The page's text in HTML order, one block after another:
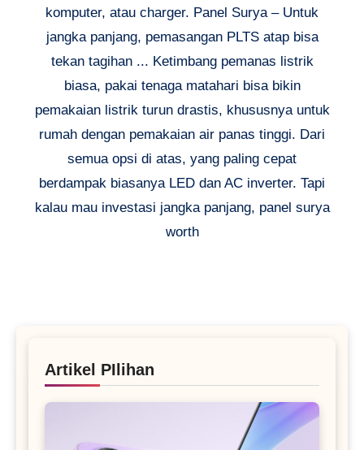
komputer, atau charger. Panel Surya – Untuk
jangka panjang, pemasangan PLTS atap bisa
tekan tagihan ... Ketimbang pemanas listrik
biasa, pakai tenaga matahari bisa bikin
pemakaian listrik turun drastis, khususnya untuk
rumah dengan pemakaian air panas tinggi. Dari
semua opsi di atas, yang paling cepat
berdampak biasanya LED dan AC inverter. Tapi
kalau mau investasi jangka panjang, panel surya
worth
Artikel PIlihan